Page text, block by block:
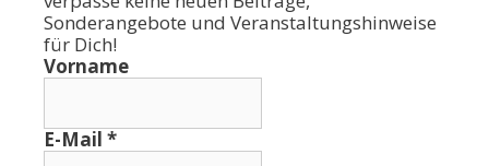
Sonderangebote und Veranstaltungshinweise
für Dich!
Vorname
E-Mail *